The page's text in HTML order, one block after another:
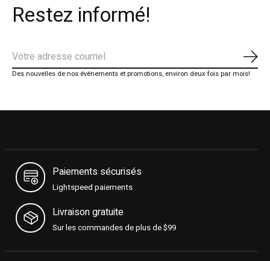
Restez informé!
Des nouvelles de nos événements et promotions, environ deux fois par mois!
Paiements sécurisés
Lightspeed paiements
Livraison gratuite
Sur les commandes de plus de $99